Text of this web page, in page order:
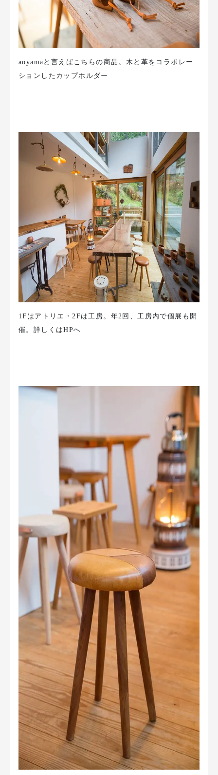
aoyamaと言えばこちらの商品。木と革をコラボレー
ションしたカップホルダー
1Fはアトリエ・2Fは工房。年2回、工房内で個展も開
催。詳しくはHPへ